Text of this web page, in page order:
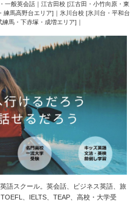
一般英会話｜江古田校 [江古田・小竹向原・東
馬高野台エリア]｜氷川台校 [氷川台・平和台
馬・下赤塚・成増エリア]｜
語スクール。英会話、ビジネス英語、旅
、IELTS、TEAP、高校・大学受